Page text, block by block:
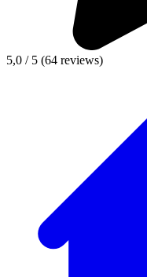
5,0 / 5 (64 reviews)